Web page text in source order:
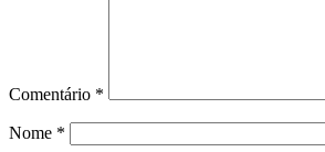
Comentário *
Nome *